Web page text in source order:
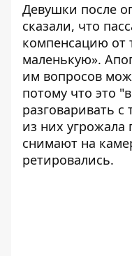
Девушки после
сказали, что
компенсацию от
маленькую».
им вопросов
потому что это
разговаривать
из них угрожала
снимают на
ретировались.